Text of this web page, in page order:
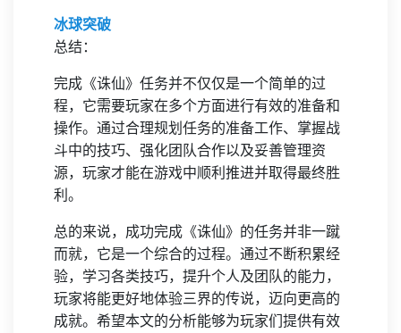
冰球突破
总结：
完成《诛仙》任务并不仅仅是一个简单的过
程，它需要玩家在多个方面进行有效的准备和
操作。通过合理规划任务的准备工作、掌握战
斗中的技巧、强化团队合作以及妥善管理资
源，玩家才能在游戏中顺利推进并取得最终胜
利。
总的来说，成功完成《诛仙》的任务并非一蹴
而就，它是一个综合的过程。通过不断积累经
验，学习各类技巧，提升个人及团队的能力，
玩家将能更好地体验三界的传说，迈向更高的
成就。希望本文的分析能够为玩家们提供有效